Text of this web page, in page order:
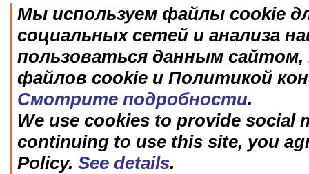
Мы используем файлы cookie
социальных сетей и анализа
пользоваться данным
файлов cookie и Политикой
Смотрите подробности.
We use cookies to provide social
continuing to use this site, you
Policy. See details.